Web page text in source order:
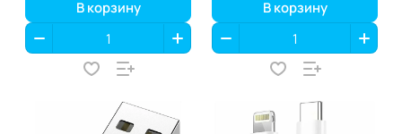
В корзину В корзину